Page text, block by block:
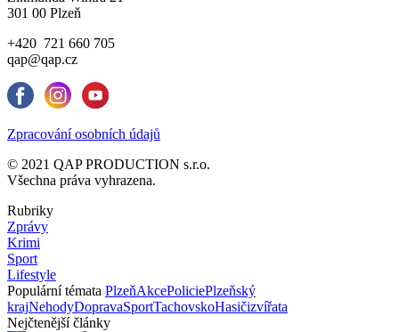
301 00 Plzeň
+420 721 660 705
qap@qap.cz
Zpracování osobních údajů
© 2021 QAP PRODUCTION s.r.o.
Všechna práva vyhrazena.
Rubriky
Zprávy
Krimi
Sport
Lifestyle
Populární témata PlzeňAkcePoliciePlzeňský
krajNehodyDopravaSportTachovskoHasičizvířata
Nejčtenější články